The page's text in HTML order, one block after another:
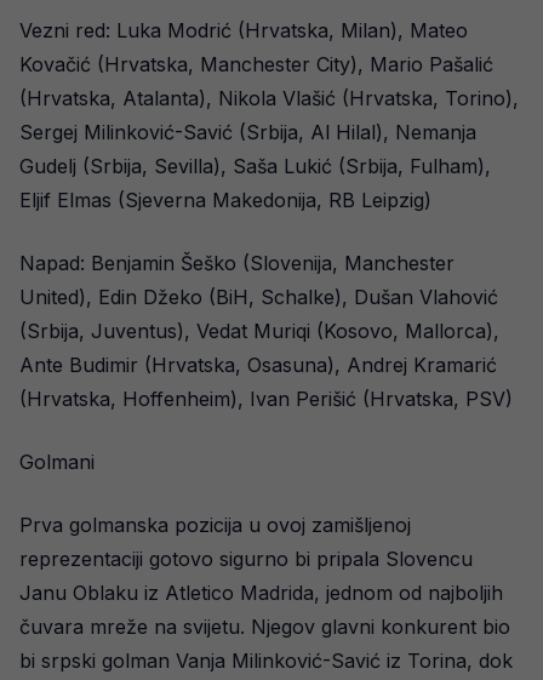
Vezni red: Luka Modrić (Hrvatska, Milan), Mateo
Kovačić (Hrvatska, Manchester City), Mario Pašalić
(Hrvatska, Atalanta), Nikola Vlašić (Hrvatska, Torino),
Sergej Milinković-Savić (Srbija, Al Hilal), Nemanja
Gudelj (Srbija, Sevilla), Saša Lukić (Srbija, Fulham),
Eljif Elmas (Sjeverna Makedonija, RB Leipzig)
Napad: Benjamin Šeško (Slovenija, Manchester
United), Edin Džeko (BiH, Schalke), Dušan Vlahović
(Srbija, Juventus), Vedat Muriqi (Kosovo, Mallorca),
Ante Budimir (Hrvatska, Osasuna), Andrej Kramarić
(Hrvatska, Hoffenheim), Ivan Perišić (Hrvatska, PSV)
Golmani
Prva golmanska pozicija u ovoj zamišljenoj
reprezentaciji gotovo sigurno bi pripala Slovencu
Janu Oblaku iz Atletico Madrida, jednom od najboljih
čuvara mreže na svijetu. Njegov glavni konkurent bio
bi srpski golman Vanja Milinković-Savić iz Torina, dok